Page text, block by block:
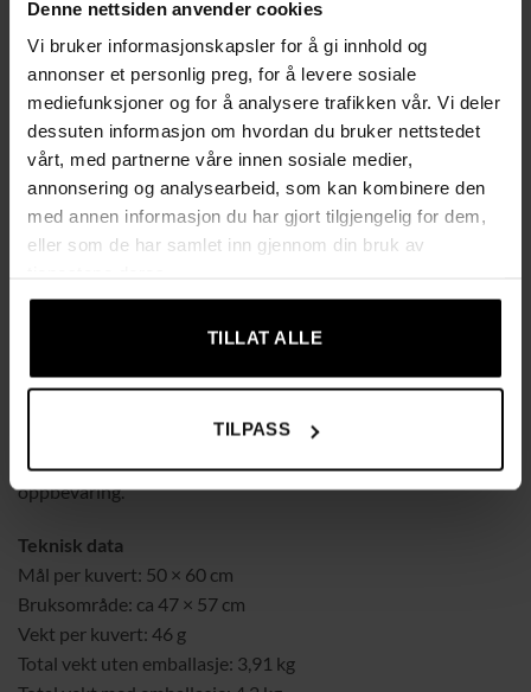
Denne nettsiden anvender cookies
Vi bruker informasjonskapsler for å gi innhold og
annonser et personlig preg, for å levere sosiale
mediefunksjoner og for å analysere trafikken vår. Vi deler
dessuten informasjon om hvordan du bruker nettstedet
vårt, med partnerne våre innen sosiale medier,
annonsering og analysearbeid, som kan kombinere den
med annen informasjon du har gjort tilgjengelig for dem,
eller som de har samlet inn gjennom din bruk av
TILLAT ALLE
TILPASS
av emballasje.
Egenskaper
✔ Store boblekuverter med mål 50 × 60 cm.
✔ Innvendig bobleplast gir effektiv støtdemping under
transport.
✔ Forsterkede sideskjøter som øker holdbarheten.
✔ Passer A2-dokumenter, bøker, klær, puslespill, elektronikk
✔ Bruksområde cirka 47 × 57 cm for praktisk pakking.
oppbevaring.
Teknisk data
Mål per kuvert: 50 × 60 cm
Bruksområde: ca 47 × 57 cm
Vekt per kuvert: 46 g
Total vekt uten emballasje: 3,91 kg